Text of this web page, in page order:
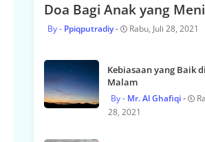
Doa Bagi Anak yang
Ppiqputradiy Rabu, Juli 28, 2021
Kebiasaan yang Baik
Malam
Mr. Al Ghafiqi
28, 2021